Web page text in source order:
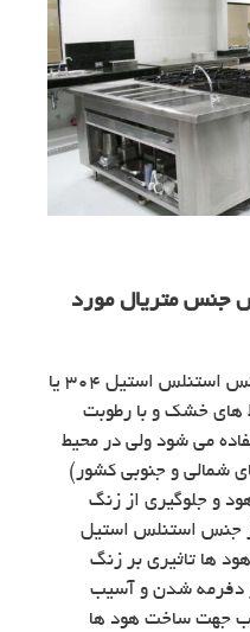
جنس متریال مورد
جنس هود ها نیز می تواند از جنس استنلس استیل ۳۰۴ یا
های خشک و با رطوبت
می شود ولی در محیط
شمالی و جنوبی کشور)
و جلوگیری از زنگ
جنس استنلس استیل
ها تاثیری بر زنگ
دفرمه شدن و آسیب
جهت ساخت هود ها